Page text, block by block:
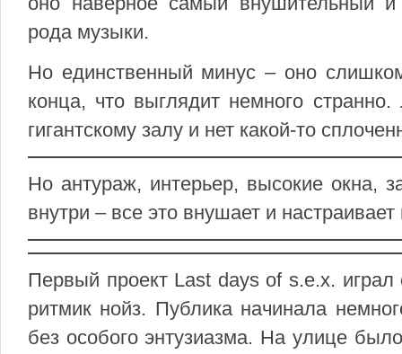
рода музыки.
Но единственный минус – оно
конца, что выглядит немного
гигантскому залу и нет какой-то
Но антураж, интерьер, высокие окна,
внутри – все это внушает и
Первый проект Last days of s.e.x.
ритмик нойз. Публика начинала
без особого энтузиазма. На улице